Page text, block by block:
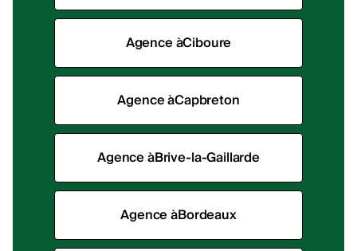
Agence àCiboure
Agence àCapbreton
Agence àBrive-la-Gaillarde
Agence àBordeaux